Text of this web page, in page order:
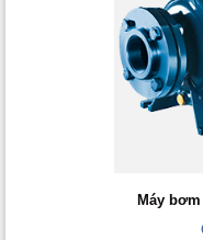
Máy